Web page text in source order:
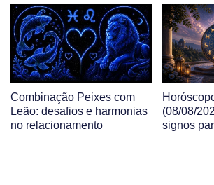
Combinação Peixes com
Leão: desafios e harmonias
no relacionamento
(08/08/
signos